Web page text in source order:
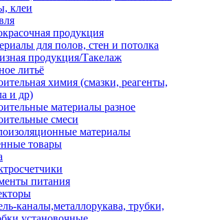
клеи
продукция
для полов, стен и потолка
продукция/Такелаж
литьё
химия (смазки, реагенты,
и др)
материалы разное
смеси
материалы
товары
питания
каналы,металлорукава, трубки,